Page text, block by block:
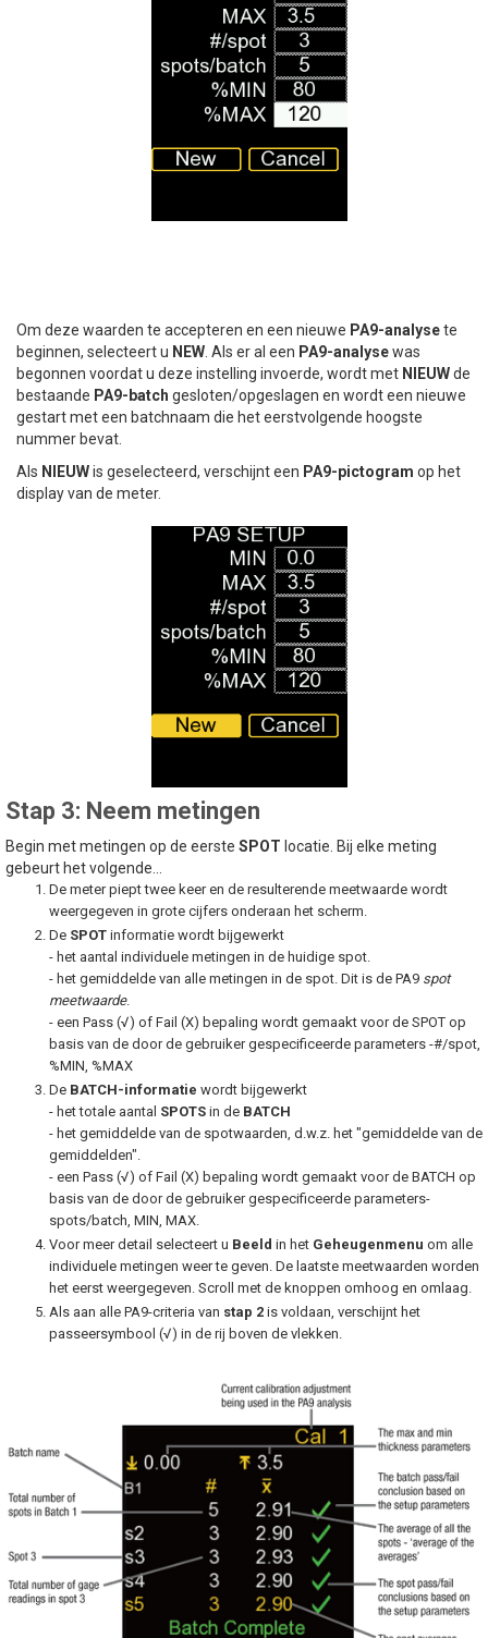
Om deze waarden te accepteren en een nieuwe PA9-analysete
beginnen, selecteert u NEW . Als er al een PA9-analysewas
begonnen voordat u deze instelling invoerde, wordt met NIEUWde
bestaande PA9-batch gesloten/opgeslagen en wordt een nieuwe
gestart met een batchnaam die het eerstvolgende hoogste
nummer bevat.
Als NIEUWis geselecteerd, verschijnt een PA9-pictogram op het
display van de meter.
Stap 3: Neem metingen
Begin met metingen op de eerste SPOT locatie. Bij elke meting
gebeurt het volgende...
De meter piept twee keer en de resulterende meetwaarde wordt
weergegeven in grote cijfers onderaan het scherm.
De SPOT informatie wordt bijgewerkt
- het aantal individuele metingen in de huidige spot.
- het gemiddelde van alle metingen in de spot. Dit is de PA9 spot
meetwaarde.
- een Pass (√) of Fail (X) bepaling wordt gemaakt voor de SPOT op
basis van de door de gebruiker gespecificeerde parameters -#/spot,
%MIN, %MAX
De BATCH-informatie wordt bijgewerkt
- het totale aantal SPOTS in de BATCH
- het gemiddelde van de spotwaarden, d.w.z. het "gemiddelde van de
gemiddelden".
- een Pass (√) of Fail (X) bepaling wordt gemaakt voor de BATCH op
basis van de door de gebruiker gespecificeerde parameters-
spots/batch, MIN, MAX.
Voor meer detail selecteert u Beeld in het Geheugenmenu om alle
individuele metingen weer te geven. De laatste meetwaarden worden
het eerst weergegeven. Scroll met de knoppen omhoog en omlaag.
Als aan alle PA9-criteria van stap 2 is voldaan, verschijnt het
passeersymbool (√) in de rij boven de vlekken.